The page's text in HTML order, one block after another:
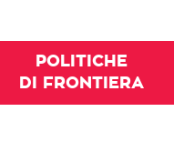
POLITICHE
DI FRONTIERA